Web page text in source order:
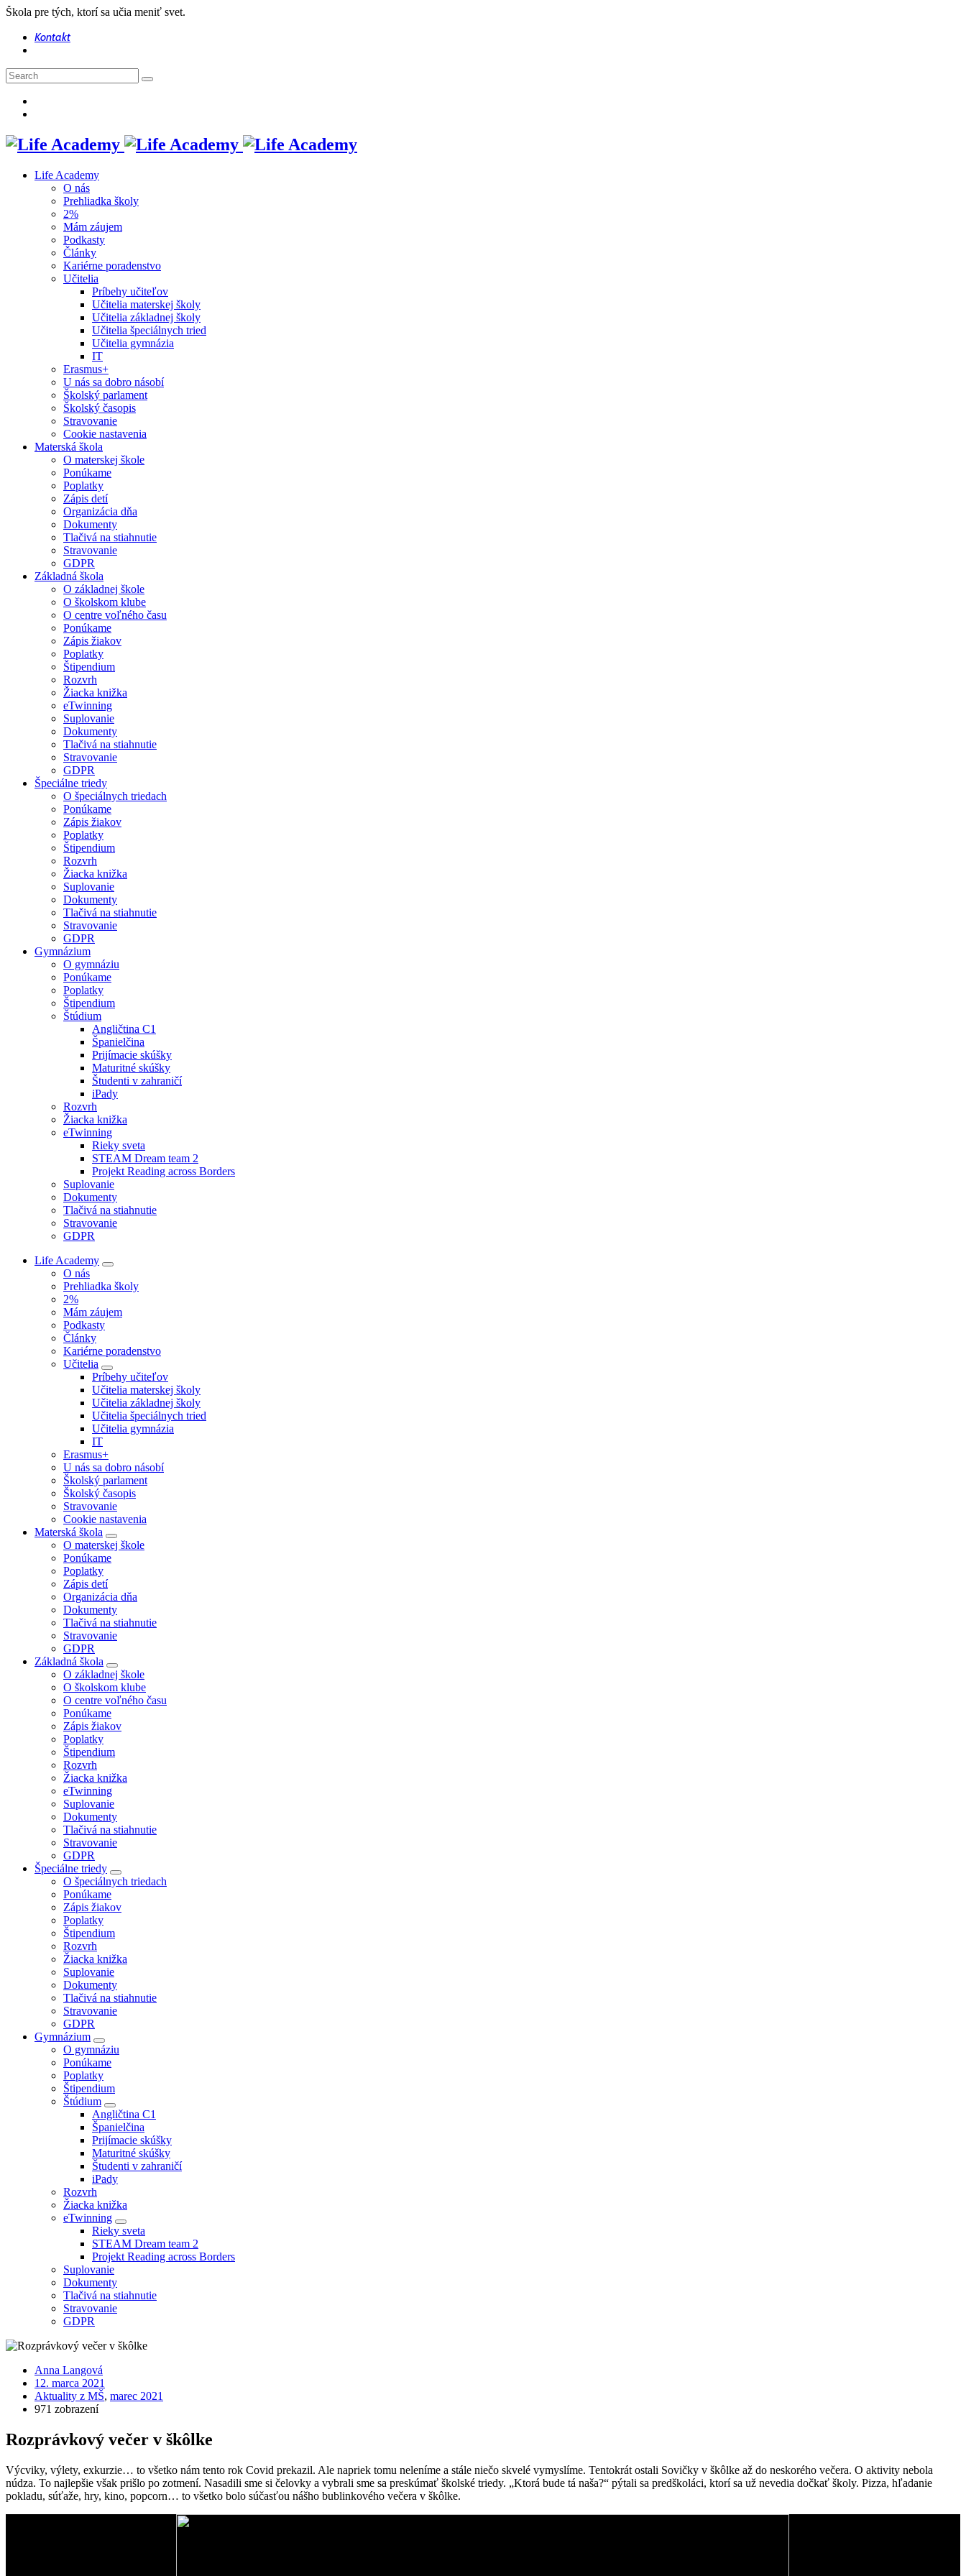
Škola pre tých, ktorí sa učia meniť svet.
Kontakt
Life Academy
O nás
Prehliadka školy
2%
Mám záujem
Podkasty
Články
Kariérne poradenstvo
Učitelia
Príbehy učiteľov
Učitelia materskej školy
Učitelia základnej školy
Učitelia špeciálnych tried
Učitelia gymnázia
IT
Erasmus+
U nás sa dobro násobí
Školský parlament
Školský časopis
Stravovanie
Cookie nastavenia
Materská škola
O materskej škole
Ponúkame
Poplatky
Zápis detí
Organizácia dňa
Dokumenty
Tlačivá na stiahnutie
Stravovanie
GDPR
Základná škola
O základnej škole
O školskom klube
O centre voľného času
Ponúkame
Zápis žiakov
Poplatky
Štipendium
Rozvrh
Žiacka knižka
eTwinning
Suplovanie
Dokumenty
Tlačivá na stiahnutie
Stravovanie
GDPR
Špeciálne triedy
O špeciálnych triedach
Ponúkame
Zápis žiakov
Poplatky
Štipendium
Rozvrh
Žiacka knižka
Suplovanie
Dokumenty
Tlačivá na stiahnutie
Stravovanie
GDPR
Gymnázium
O gymnáziu
Ponúkame
Poplatky
Štipendium
Štúdium
Angličtina C1
Španielčina
Prijímacie skúšky
Maturitné skúšky
Študenti v zahraničí
iPady
Rozvrh
Žiacka knižka
eTwinning
Rieky sveta
STEAM Dream team 2
Projekt Reading across Borders
Suplovanie
Dokumenty
Tlačivá na stiahnutie
Stravovanie
GDPR
Life Academy
O nás
Prehliadka školy
2%
Mám záujem
Podkasty
Články
Kariérne poradenstvo
Učitelia
Príbehy učiteľov
Učitelia materskej školy
Učitelia základnej školy
Učitelia špeciálnych tried
Učitelia gymnázia
IT
Erasmus+
U nás sa dobro násobí
Školský parlament
Školský časopis
Stravovanie
Cookie nastavenia
Materská škola
O materskej škole
Ponúkame
Poplatky
Zápis detí
Organizácia dňa
Dokumenty
Tlačivá na stiahnutie
Stravovanie
GDPR
Základná škola
O základnej škole
O školskom klube
O centre voľného času
Ponúkame
Zápis žiakov
Poplatky
Štipendium
Rozvrh
Žiacka knižka
eTwinning
Suplovanie
Dokumenty
Tlačivá na stiahnutie
Stravovanie
GDPR
Špeciálne triedy
O špeciálnych triedach
Ponúkame
Zápis žiakov
Poplatky
Štipendium
Rozvrh
Žiacka knižka
Suplovanie
Dokumenty
Tlačivá na stiahnutie
Stravovanie
GDPR
Gymnázium
O gymnáziu
Ponúkame
Poplatky
Štipendium
Štúdium
Angličtina C1
Španielčina
Prijímacie skúšky
Maturitné skúšky
Študenti v zahraničí
iPady
Rozvrh
Žiacka knižka
eTwinning
Rieky sveta
STEAM Dream team 2
Projekt Reading across Borders
Suplovanie
Dokumenty
Tlačivá na stiahnutie
Stravovanie
GDPR
Anna Langová
12. marca 2021
Aktuality z MŠ, marec 2021
971 zobrazení
Rozprávkový večer v škôlke
Výcviky, výlety, exkurzie… to všetko nám tento rok Covid prekazil. Ale napriek tomu neleníme a stále niečo skvelé vymyslíme. Tentokrát ostali Sovičky v škôlke až do neskorého večera. O aktivity nebola
núdza. To najlepšie však prišlo po zotmení. Nasadili sme si čelovky a vybrali sme sa preskúmať školské triedy. „Ktorá bude tá naša?“ pýtali sa predškoláci, ktorí sa už nevedia dočkať školy. Pizza, hľadanie
pokladu, súťaže, hry, kino, popcorn… to všetko bolo súčasťou nášho bublinkového večera v škôlke.